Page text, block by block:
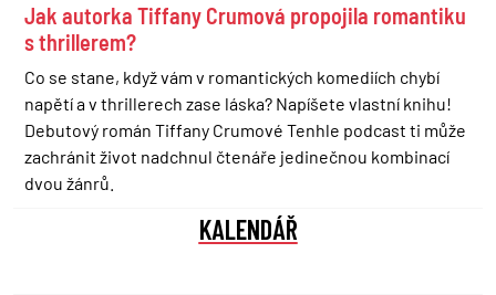
Jak autorka Tiffany Crumová propojila romantiku
s thrillerem?
Co se stane, když vám v romantických komediích chybí
napětí a v thrillerech zase láska? Napíšete vlastní knihu!
Debutový román Tiffany Crumové Tenhle podcast ti může
zachránit život nadchnul čtenáře jedinečnou kombinací
dvou žánrů.
KALENDÁŘ